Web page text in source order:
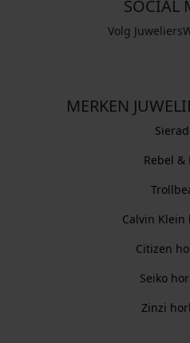
SOCIAL
Volg
MERKEN
Rebel &
Calvin Klein
Citizen
Seiko
Zinzi